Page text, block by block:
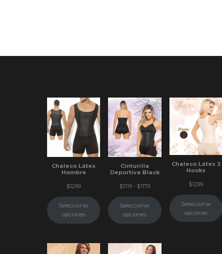
Chaleco Látex
Hombre
$1299
Seleccionar
opciones
Cinturilla
Deportiva Black
$1119 - $1179Rango
precios:
desde
$1119
Seleccionar
opciones
Chaleco Látex 3
Hooks
$1299
Seleccionar
opciones